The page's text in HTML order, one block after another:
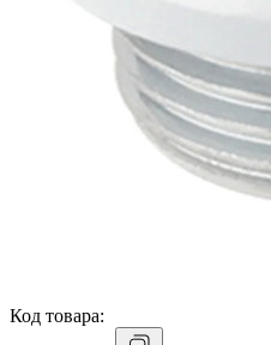
Код товара: